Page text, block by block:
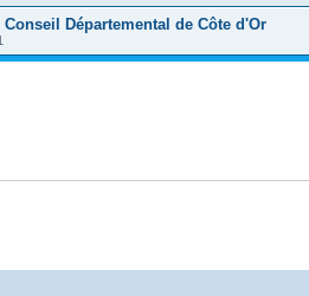
Départemental de Côte d'Or